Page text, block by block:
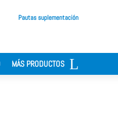
Pautas suplementación
MÁS PRODUCTOS